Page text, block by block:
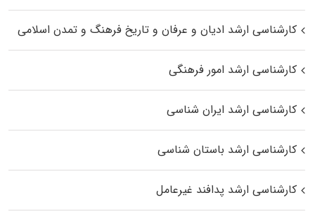
کارشناسی ارشد ادیان و عرفان و تاریخ فرهنگ و تمدن اسلامی
کارشناسی ارشد امور فرهنگی
کارشناسی ارشد ایران شناسی
کارشناسی ارشد باستان شناسی
کارشناسی ارشد پدافند غیرعامل